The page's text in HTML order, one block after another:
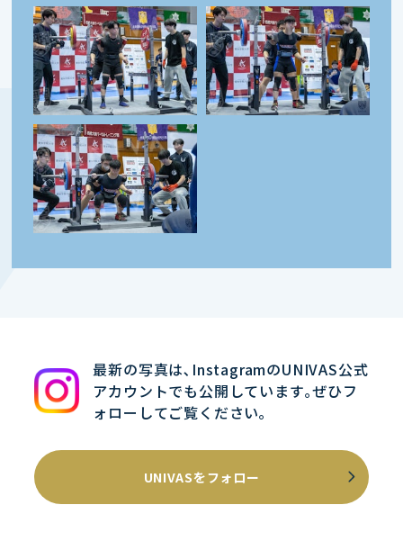
最新の写真は､InstagramのUNIVAS公式
アカウントでも公開しています｡ぜひフ
ォローしてご覧ください｡
UNIVASをフォロー